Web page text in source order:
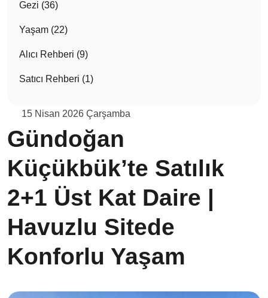
Gezi (36)
Yaşam (22)
Alıcı Rehberi (9)
Satıcı Rehberi (1)
15 Nisan 2026 Çarşamba
Gündoğan
Küçükbük’te Satılık
2+1 Üst Kat Daire |
Havuzlu Sitede
Konforlu Yaşam